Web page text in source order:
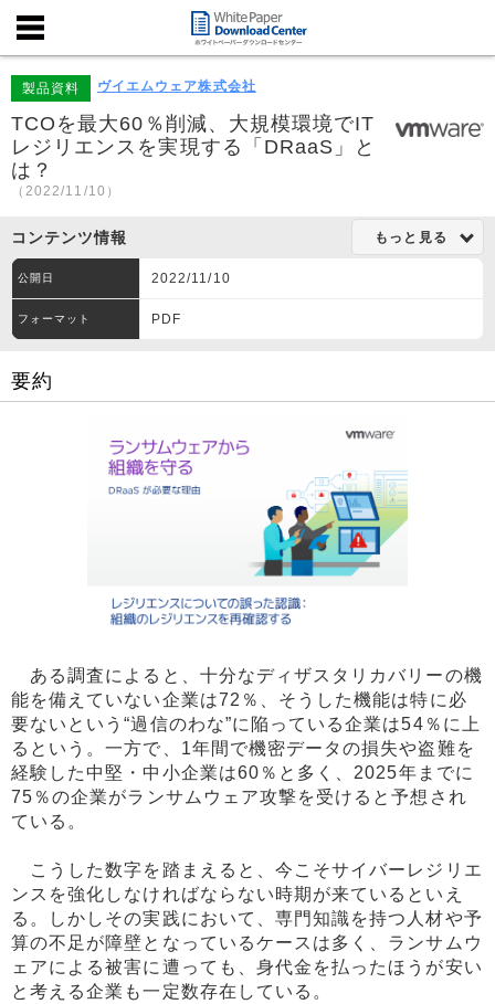
製品資料 ヴイエムウェア株式会社
TCOを最大60％削減、大規模環境でIT
レジリエンスを実現する「DRaaS」と
は？
（2022/11/10）
コンテンツ情報 もっと見る
公開日 2022/11/10
フォーマット PDF
要約
ある調査によると、十分なディザスタリカバリーの機
能を備えていない企業は72％、そうした機能は特に必
要ないという“過信のわな”に陥っている企業は54％に上
るという。一方で、1年間で機密データの損失や盗難を
経験した中堅・中小企業は60％と多く、2025年までに
75％の企業がランサムウェア攻撃を受けると予想され
ている。
こうした数字を踏まえると、今こそサイバーレジリエ
ンスを強化しなければならない時期が来ているといえ
る。しかしその実践において、専門知識を持つ人材や予
算の不足が障壁となっているケースは多く、ランサムウ
ェアによる被害に遭っても、身代金を払ったほうが安い
と考える企業も一定数存在している。